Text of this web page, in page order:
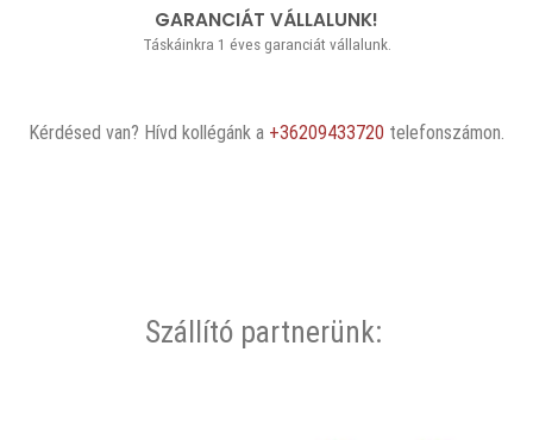
GARANCIÁT VÁLLALUNK!
Táskáinkra 1 éves garanciát vállalunk.
Kérdésed van? Hívd kollégánk a +36209433720 telefonszámon.
Szállító partnerünk: